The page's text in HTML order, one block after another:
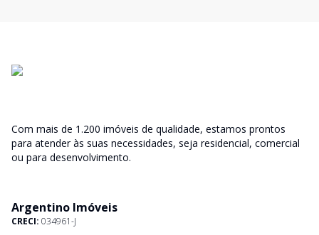
Com mais de 1.200 imóveis de qualidade, estamos prontos
para atender às suas necessidades, seja residencial, comercial
ou para desenvolvimento.
Argentino Imóveis
CRECI: 034961-J